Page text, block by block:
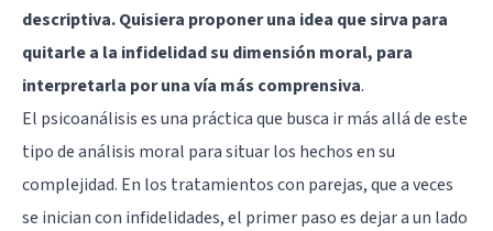
descriptiva. Quisiera proponer una idea que sirva para
quitarle a la infidelidad su dimensión moral, para
interpretarla por una vía más comprensiva.
El psicoanálisis es una práctica que busca ir más allá de este
tipo de análisis moral para situar los hechos en su
complejidad. En los tratamientos con parejas, que a veces
se inician con infidelidades, el primer paso es dejar a un lado